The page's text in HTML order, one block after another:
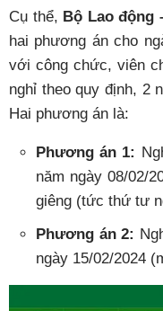
Cụ thể, Bộ Lao động
hai phương án cho
với công chức, viên
nghỉ theo quy định, 2
Hai phương án là:
Phương án 1:
năm ngày 08/02/
giêng (tức thứ tư
Phương án 2:
ngày 15/02/2024